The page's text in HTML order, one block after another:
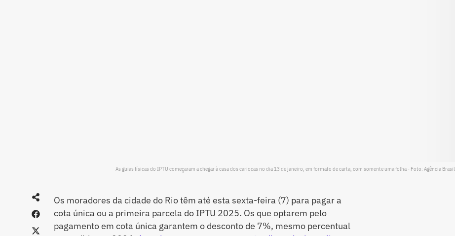
As guias físicas do IPTU começaram a chegar à casa dos cariocas no dia 13 de janeiro, em formato de carta, com somente uma folha - Foto: Agência Brasil
Os moradores da cidade do Rio têm até esta sexta-feira (7) para pagar a
cota única ou a primeira parcela do IPTU 2025. Os que optarem pelo
pagamento em cota única garantem o desconto de 7%, mesmo percentual